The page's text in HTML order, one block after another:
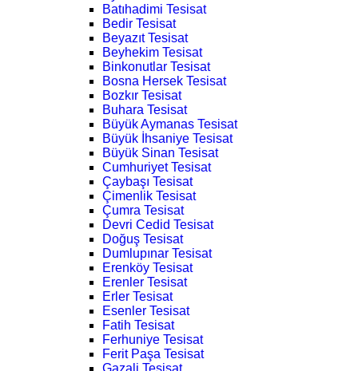
Batıhadimi Tesisat
Bedir Tesisat
Beyazıt Tesisat
Beyhekim Tesisat
Binkonutlar Tesisat
Bosna Hersek Tesisat
Bozkır Tesisat
Buhara Tesisat
Büyük Aymanas Tesisat
Büyük İhsaniye Tesisat
Büyük Sinan Tesisat
Cumhuriyet Tesisat
Çaybaşı Tesisat
Çimenlik Tesisat
Çumra Tesisat
Devri Cedid Tesisat
Doğuş Tesisat
Dumlupınar Tesisat
Erenköy Tesisat
Erenler Tesisat
Erler Tesisat
Esenler Tesisat
Fatih Tesisat
Ferhuniye Tesisat
Ferit Paşa Tesisat